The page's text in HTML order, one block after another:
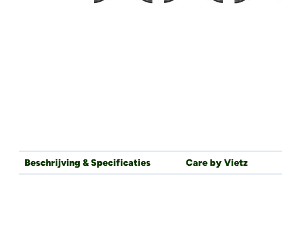
Beschrijving & Specificaties Care by Vietz